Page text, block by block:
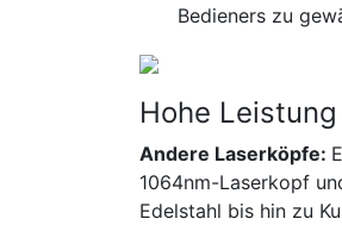
Bedieners zu
Hohe
Andere Laserköpfe:
1064nm-Laserkopf
Edelstahl bis hin zu